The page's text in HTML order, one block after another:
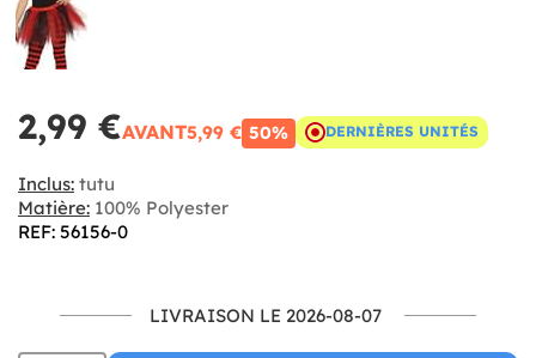
2,99 €AVANT5,99 € 50% DERNIÈRES UNITÉS
Inclus: tutu
Matière: 100% Polyester
REF: 56156-0
LIVRAISON LE 2026-08-07